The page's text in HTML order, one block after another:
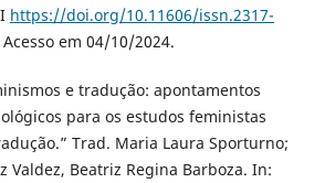
https://doi.org/10.11606/issn.2317-
Acesso em 04/10/2024.
e tradução: apontamentos
para os estudos feministas
Trad. Maria Laura Sporturno;
Valdez, Beatriz Regina Barboza. In: